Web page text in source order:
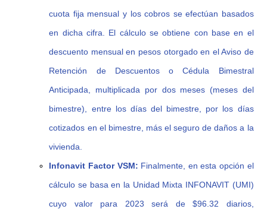
cuota fija mensual y los cobros se efectúan basados
en dicha cifra. El cálculo se obtiene con base en el
descuento mensual en pesos otorgado en el Aviso de
Retención de Descuentos o Cédula Bimestral
Anticipada, multiplicada por dos meses (meses del
bimestre), entre los días del bimestre, por los días
cotizados en el bimestre, más el seguro de daños a la
vivienda.
Infonavit Factor VSM: Finalmente, en esta opción el
cálculo se basa en la Unidad Mixta INFONAVIT (UMI)
cuyo valor para 2023 será de $96.32 diarios,